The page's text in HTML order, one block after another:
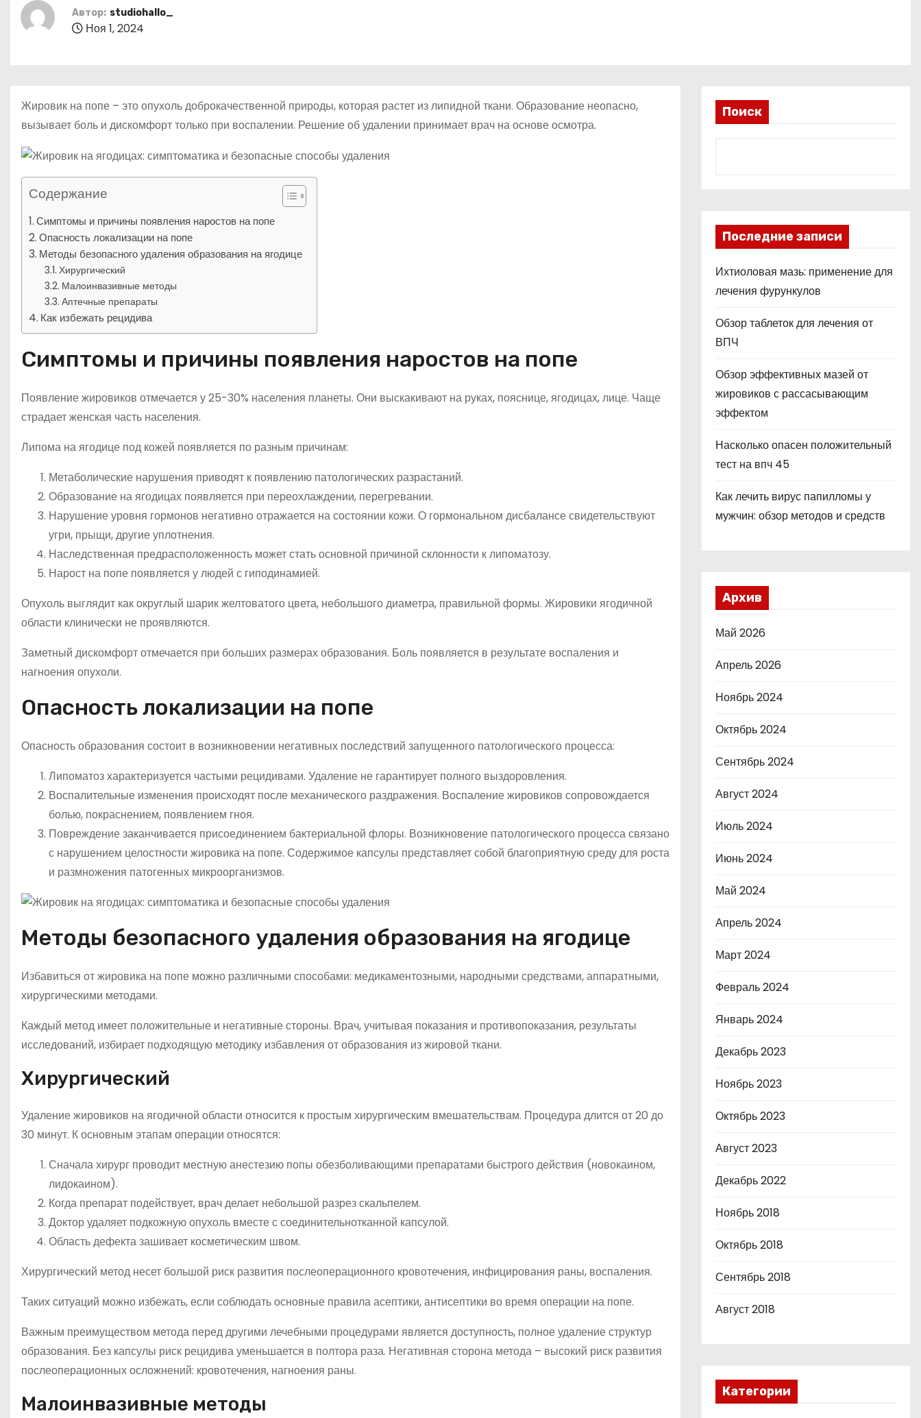
Автор: studiohallo_
Ноя 1, 2024
Жировик на попе – это опухоль доброкачественной природы, которая растет из липидной ткани. Образование неопасно,
вызывает боль и дискомфорт только при воспалении. Решение об удалении принимает врач на основе осмотра.
Содержание
Симптомы и причины появления наростов на попе
Опасность локализации на попе
Методы безопасного удаления образования на ягодице
Хирургический
Малоинвазивные методы
Аптечные препараты
Как избежать рецидива
Симптомы и причины появления наростов на попе
Появление жировиков отмечается у 25-30% населения планеты. Они выскакивают на руках, пояснице, ягодицах, лице. Чаще
страдает женская часть населения.
Липома на ягодице под кожей появляется по разным причинам:
Метаболические нарушения приводят к появлению патологических разрастаний.
Образование на ягодицах появляется при переохлаждении, перегревании.
Нарушение уровня гормонов негативно отражается на состоянии кожи. О гормональном дисбалансе свидетельствуют
угри, прыщи, другие уплотнения.
Наследственная предрасположенность может стать основной причиной склонности к липоматозу.
Нарост на попе появляется у людей с гиподинамией.
Опухоль выглядит как округлый шарик желтоватого цвета, небольшого диаметра, правильной формы. Жировики ягодичной
области клинически не проявляются.
Заметный дискомфорт отмечается при больших размерах образования. Боль появляется в результате воспаления и
нагноения опухоли.
Опасность локализации на попе
Опасность образования состоит в возникновении негативных последствий запущенного патологического процесса:
Липоматоз характеризуется частыми рецидивами. Удаление не гарантирует полного выздоровления.
Воспалительные изменения происходят после механического раздражения. Воспаление жировиков сопровождается
болью, покраснением, появлением гноя.
Повреждение заканчивается присоединением бактериальной флоры. Возникновение патологического процесса связано
с нарушением целостности жировика на попе. Содержимое капсулы представляет собой благоприятную среду для роста
и размножения патогенных микроорганизмов.
Методы безопасного удаления образования на ягодице
Избавиться от жировика на попе можно различными способами: медикаментозными, народными средствами, аппаратными,
хирургическими методами.
Каждый метод имеет положительные и негативные стороны. Врач, учитывая показания и противопоказания, результаты
исследований, избирает подходящую методику избавления от образования из жировой ткани.
Хирургический
Удаление жировиков на ягодичной области относится к простым хирургическим вмешательствам. Процедура длится от 20 до
30 минут. К основным этапам операции относятся:
Сначала хирург проводит местную анестезию попы обезболивающими препаратами быстрого действия (новокаином,
лидокаином).
Когда препарат подействует, врач делает небольшой разрез скальпелем.
Доктор удаляет подкожную опухоль вместе с соединительнотканной капсулой.
Область дефекта зашивает косметическим швом.
Хирургический метод несет большой риск развития послеоперационного кровотечения, инфицирования раны, воспаления.
Таких ситуаций можно избежать, если соблюдать основные правила асептики, антисептики во время операции на попе.
Важным преимуществом метода перед другими лечебными процедурами является доступность, полное удаление структур
образования. Без капсулы риск рецидива уменьшается в полтора раза. Негативная сторона метода – высокий риск развития
послеоперационных осложнений: кровотечения, нагноения раны.
Малоинвазивные методы
Поиск
Последние записи
Ихтиоловая мазь: применение для
лечения фурункулов
Обзор таблеток для лечения от
ВПЧ
Обзор эффективных мазей от
жировиков с рассасывающим
эффектом
Насколько опасен положительный
тест на впч 45
Как лечить вирус папилломы у
мужчин: обзор методов и средств
Архив
Май 2026
Апрель 2026
Ноябрь 2024
Октябрь 2024
Сентябрь 2024
Август 2024
Июль 2024
Июнь 2024
Май 2024
Апрель 2024
Март 2024
Февраль 2024
Январь 2024
Декабрь 2023
Ноябрь 2023
Октябрь 2023
Август 2023
Декабрь 2022
Ноябрь 2018
Октябрь 2018
Сентябрь 2018
Август 2018
Категории